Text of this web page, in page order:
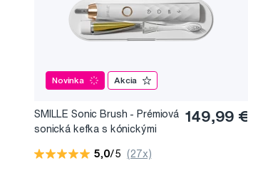
Novinka Akcia
SMILLE Sonic Brush - Prémiová
sonická kefka s kónickými
149,99 €
5,0/5 (27x)